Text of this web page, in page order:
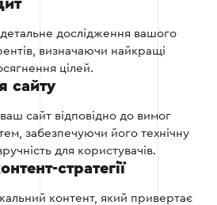
карти сайту та
мобільної адаптивності
2
дослідження вашого
визначаючи найкращі
цілей.
сайту
сайт відповідно до вимог
забезпечуючи його технічну
для користувачів.
стратегії
контент, який привертає